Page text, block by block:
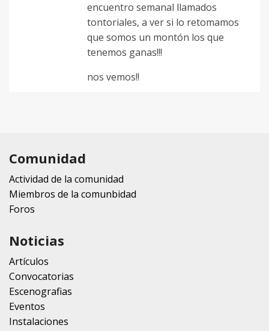
encuentro semanal llamados
tontoriales, a ver si lo retomamos
que somos un montón los que
tenemos ganas!!!
nos vemos!!
Comunidad
Actividad de la comunidad
Miembros de la comunbidad
Foros
Noticias
Artículos
Convocatorias
Escenografias
Eventos
Instalaciones